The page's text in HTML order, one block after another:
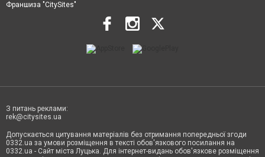
Франшиза "CitySites"
З питань реклами:
rek@citysites.ua
Допускається цитування матеріалів без отримання попередньої згоди
0332.ua за умови розміщення в тексті обов'язкового посилання на
0332.ua - Сайт міста Луцька. Для інтернет-видань обов'язкове розміщення